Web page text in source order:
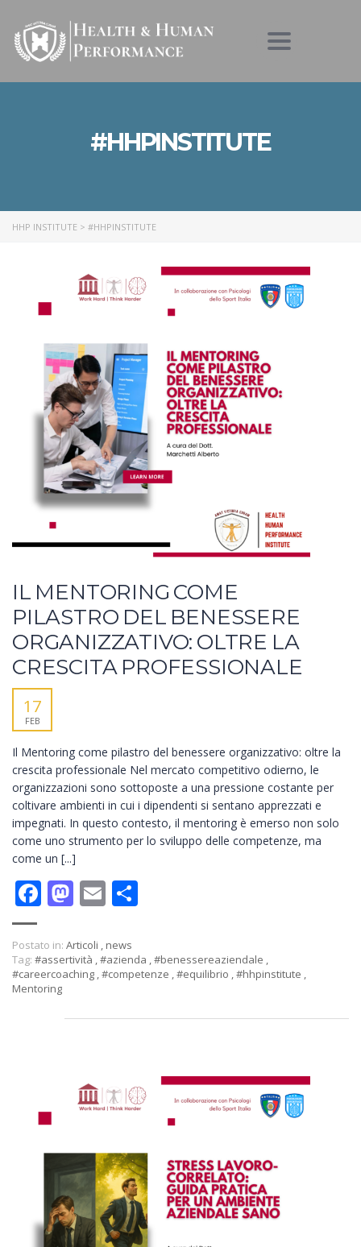
Toggle
#HHPINSTITUTE
HHP INSTITUTE > #HHPINSTITUTE
IL MENTORING COME
PILASTRO DEL BENESSERE
ORGANIZZATIVO: OLTRE LA
CRESCITA PROFESSIONALE
17
FEB
Il Mentoring come pilastro del benessere organizzativo: oltre la
crescita professionale Nel mercato competitivo odierno, le
organizzazioni sono sottoposte a una pressione costante per
coltivare ambienti in cui i dipendenti si sentano apprezzati e
impegnati. In questo contesto, il mentoring è emerso non solo
come uno strumento per lo sviluppo delle competenze, ma
come un [...]
Facebook
Mastodon
Email
Postato in: Articoli
news
Tag: #assertività #azienda #benessereaziendale
#careercoaching #competenze #equilibrio #hhpinstitute
Mentoring